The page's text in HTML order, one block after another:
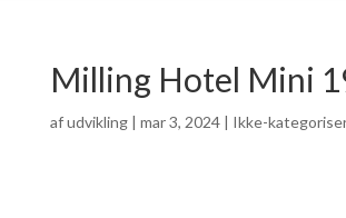
Milling Hotel Mini
afudvikling| mar 3, 2024| Ikke-